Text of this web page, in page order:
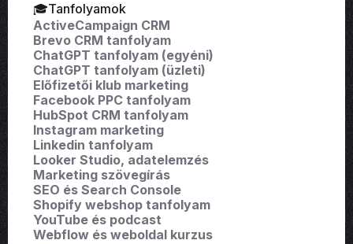
🎓Tanfolyamok
ActiveCampaign CRM
Brevo CRM tanfolyam
ChatGPT tanfolyam (egyéni)
ChatGPT tanfolyam (üzleti)
Előfizetői klub marketing
Facebook PPC tanfolyam
HubSpot CRM tanfolyam
Instagram marketing
Linkedin tanfolyam
Looker Studio, adatelemzés
Marketing szövegírás
SEO és Search Console
Shopify webshop tanfolyam
YouTube és podcast
Webflow és weboldal kurzus